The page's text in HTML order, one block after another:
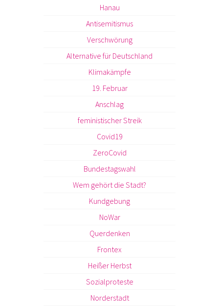
Hanau
Antisemitismus
Verschwörung
Alternative für Deutschland
Klimakämpfe
19. Februar
Anschlag
feministischer Streik
Covid19
ZeroCovid
Bundestagswahl
Wem gehört die Stadt?
Kundgebung
NoWar
Querdenken
Frontex
Heißer Herbst
Sozialproteste
Norderstadt